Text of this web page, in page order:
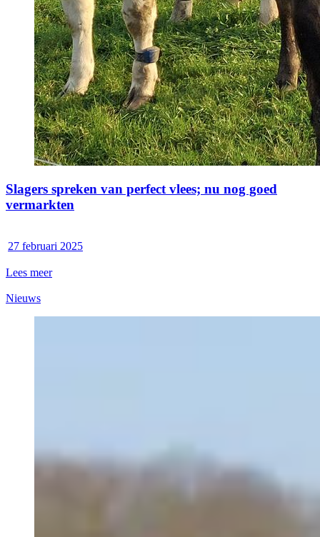
Slagers spreken van perfect vlees; nu nog goed
vermarkten
27 februari 2025
Lees meer
Nieuws